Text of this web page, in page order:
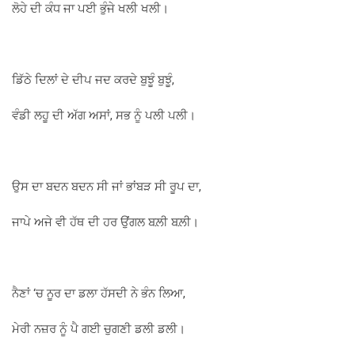
ਲੋਹੇ ਦੀ ਕੰਧ ਜਾ ਪਈ ਭੁੰਜੇ ਖਲੀ ਖਲੀ।
ਡਿੱਠੇ ਦਿਲਾਂ ਦੇ ਦੀਪ ਜਦ ਕਰਦੇ ਬੁਝੂੰ ਬੁਝੂੰ,
ਵੰਡੀ ਲਹੂ ਦੀ ਅੱਗ ਅਸਾਂ, ਸਭ ਨੂੰ ਪਲੀ ਪਲੀ।
ਉਸ ਦਾ ਬਦਨ ਬਦਨ ਸੀ ਜਾਂ ਭਾਂਬੜ ਸੀ ਰੂਪ ਦਾ,
ਜਾਪੇ ਅਜੇ ਵੀ ਹੱਥ ਦੀ ਹਰ ਉਂਗਲ ਬਲ਼ੀ ਬਲ਼ੀ।
ਨੈਣਾਂ ‘ਚ ਨੂਰ ਦਾ ਡਲਾ ਹੱਸਦੀ ਨੇ ਭੰਨ ਲਿਆ,
ਮੇਰੀ ਨਜ਼ਰ ਨੂੰ ਪੈ ਗਈ ਚੁਗਣੀ ਡਲੀ ਡਲੀ।